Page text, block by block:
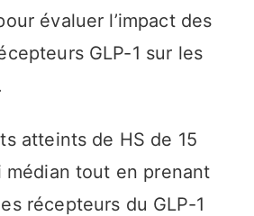
évaluer l’impact des
GLP-1 sur les
atteints de HS de 15
médian tout en prenant
récepteurs du GLP-1